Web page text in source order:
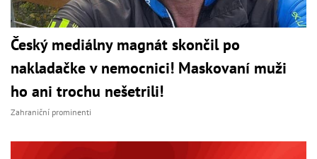
Český mediálny magnát skončil po
nakladačke v nemocnici! Maskovaní muži
ho ani trochu nešetrili!
Zahraniční prominenti